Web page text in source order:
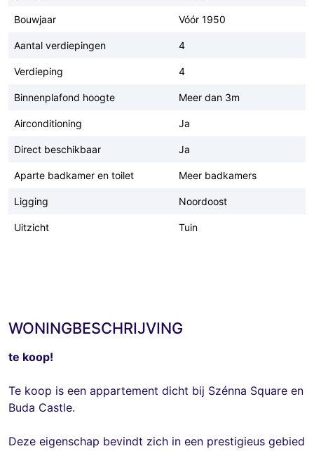
Bouwjaar Vóór 1950
Aantal verdiepingen 4
Verdieping 4
Binnenplafond hoogte Meer dan 3m
Airconditioning Ja
Direct beschikbaar Ja
Aparte badkamer en toilet Meer badkamers
Ligging Noordoost
Uitzicht Tuin
WONINGBESCHRIJVING
te koop!
Te koop is een appartement dicht bij Szénna Square en
Buda Castle.
Deze eigenschap bevindt zich in een prestigieus gebied